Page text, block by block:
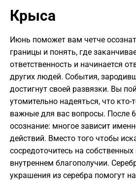
Крыса
Июнь поможет вам четче
границы и понять, где
ответственность и начинается
других людей. События,
достигнут своей развязки. Вы
утомительно надеяться, что кто-
важные для вас вопросы. После
осознание: многое зависит
действий. Вместо того чтобы
сосредоточитесь на собственных
внутреннем благополучии.
украшения из серебра помогут